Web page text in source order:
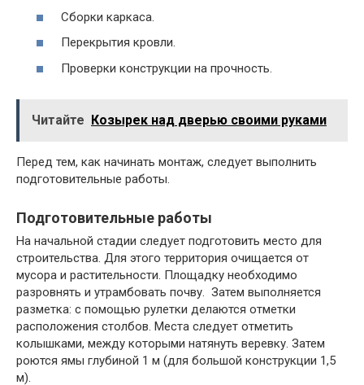
Сборки каркаса.
Перекрытия кровли.
Проверки конструкции на прочность.
Читайте Козырек над дверью своими руками
Перед тем, как начинать монтаж, следует выполнить
подготовительные работы.
Подготовительные работы
На начальной стадии следует подготовить место для
строительства. Для этого территория очищается от
мусора и растительности. Площадку необходимо
разровнять и утрамбовать почву. Затем выполняется
разметка: с помощью рулетки делаются отметки
расположения столбов. Места следует отметить
колышками, между которыми натянуть веревку. Затем
роются ямы глубиной 1 м (для большой конструкции 1,5
м).